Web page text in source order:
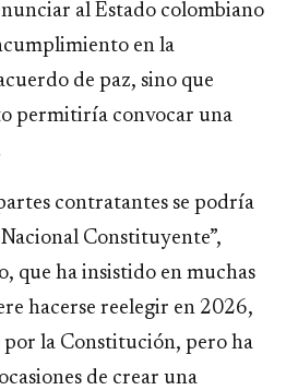
al Estado colombiano
en la
de paz, sino que
permitiría convocar una
contratantes se podría
Constituyente”,
que ha insistido en muchas
hacerse reelegir en 2026,
la Constitución, pero ha
de crear una